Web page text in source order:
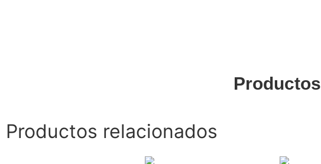
Productos
Productos relacionados